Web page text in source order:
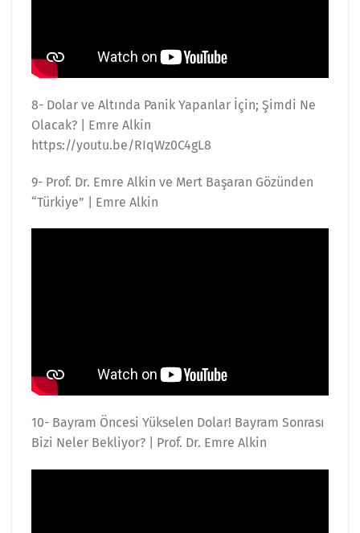
8- Dolar ve Altında Panik Yapanlar İçin; Şimdi Ne
Olacak? | Emre Alkin
https://youtu.be/RIqWz0C4gL8
9- Prof. Dr. Emre Alkin ve Mert Başaran Gözünden
“Türkiye” | Emre Alkin
10- Bayram Öncesi Yükselen Dolar! Bayram Sonrası
Bizi Neler Bekliyor? | Prof. Dr. Emre Alkin